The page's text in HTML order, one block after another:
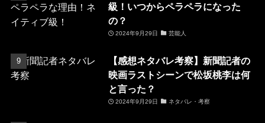
級！いつからペラペラになった
の？
2024年9月29日 芸能人
【感想ネタバレ考察】新聞記者の
映画ラストシーンで松坂桃李は何
と言った？
2024年9月29日 ネタバレ・考察